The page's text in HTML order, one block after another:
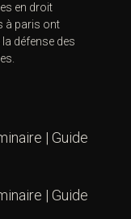
en droit
à paris ont
défense des
| Guide
| Guide